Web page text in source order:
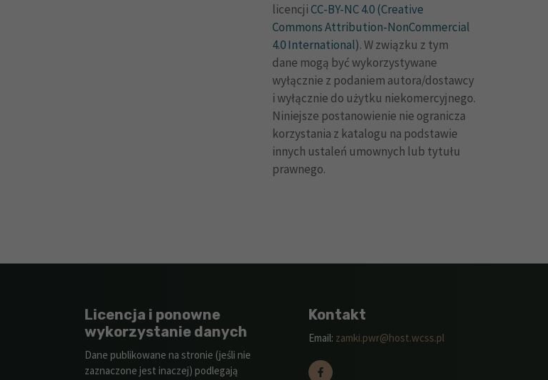
licencjiCC-BY-NC 4.0 (Creative
Commons Attribution-NonCommercial
4.0 International). W związku z tym
dane mogą być wykorzystywane
wyłącznie z podaniem autora/dostawcy
i wyłącznie do użytku niekomercyjnego.
Niniejsze postanowienie nie ogranicza
korzystania z katalogu na podstawie
innych ustaleń umownych lub tytułu
prawnego.
Licencja i ponowne
wykorzystanie danych
Dane publikowane na stronie (jeśli nie
zaznaczone jest inaczej) podlegają
Kontakt
Email: zamki.pwr@host.wcss.pl